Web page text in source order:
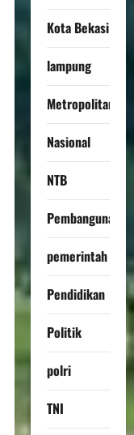
Kota Bekasi
lampung
Metropolitan
Nasional
NTB
Pembangunan
pemerintah
Pendidikan
Politik
polri
TNI